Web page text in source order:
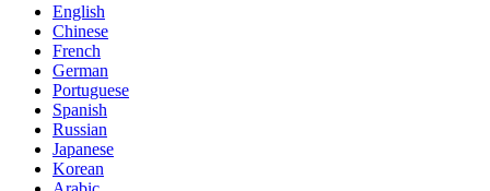
English
Chinese
French
German
Portuguese
Spanish
Russian
Japanese
Korean